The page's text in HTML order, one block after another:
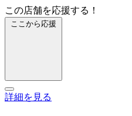
この店舗を応援する！
ここから応援
詳細を見る